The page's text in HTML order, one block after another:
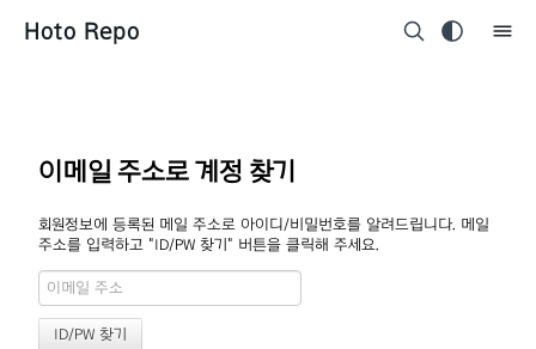
Hoto Repo
이메일 주소로 계정 찾기
회원정보에 등록된 메일 주소로 아이디/비밀번호를 알려드립니다. 메일
주소를 입력하고 "ID/PW 찾기" 버튼을 클릭해 주세요.